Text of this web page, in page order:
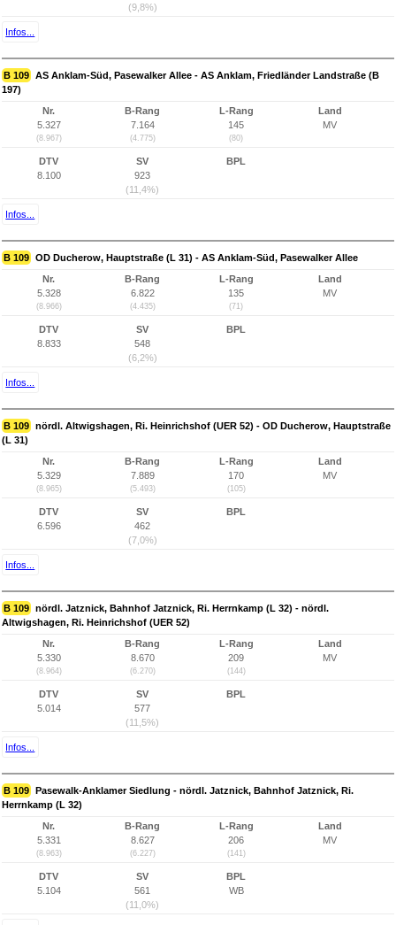
(9,8%)
Infos...
B 109 AS Anklam-Süd, Pasewalker Allee - AS Anklam, Friedländer Landstraße (B
197)
Nr.
5.327
(8.967)
B-Rang
7.164
(4.775)
L-Rang
145
(80)
Land
MV
DTV
8.100
SV
923
(11,4%)
BPL
Infos...
B 109 OD Ducherow, Hauptstraße (L 31) - AS Anklam-Süd, Pasewalker Allee
Nr.
5.328
(8.966)
B-Rang
6.822
(4.435)
L-Rang
135
(71)
Land
MV
DTV
8.833
SV
548
(6,2%)
BPL
Infos...
B 109 nördl. Altwigshagen, Ri. Heinrichshof (UER 52) - OD Ducherow, Hauptstraße
(L 31)
Nr.
5.329
(8.965)
B-Rang
7.889
(5.493)
L-Rang
170
(105)
Land
MV
DTV
6.596
SV
462
(7,0%)
BPL
Infos...
B 109 nördl. Jatznick, Bahnhof Jatznick, Ri. Herrnkamp (L 32) - nördl.
Altwigshagen, Ri. Heinrichshof (UER 52)
Nr.
5.330
(8.964)
B-Rang
8.670
(6.270)
L-Rang
209
(144)
Land
MV
DTV
5.014
SV
577
(11,5%)
BPL
Infos...
B 109 Pasewalk-Anklamer Siedlung - nördl. Jatznick, Bahnhof Jatznick, Ri.
Herrnkamp (L 32)
Nr.
5.331
(8.963)
B-Rang
8.627
(6.227)
L-Rang
206
(141)
Land
MV
DTV
5.104
SV
561
(11,0%)
BPL
WB